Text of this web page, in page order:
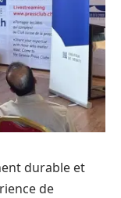
durable et
de